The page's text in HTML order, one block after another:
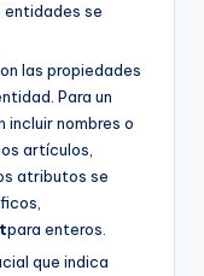
entidades se
las propiedades
Para un
nombres o
artículos,
atributos se
para enteros.
que indica